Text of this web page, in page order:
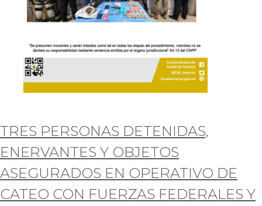
TRES PERSONAS DETENIDAS,
ENERVANTES Y OBJETOS
ASEGURADOS EN OPERATIVO DE
CATEO CON FUERZAS FEDERALES Y